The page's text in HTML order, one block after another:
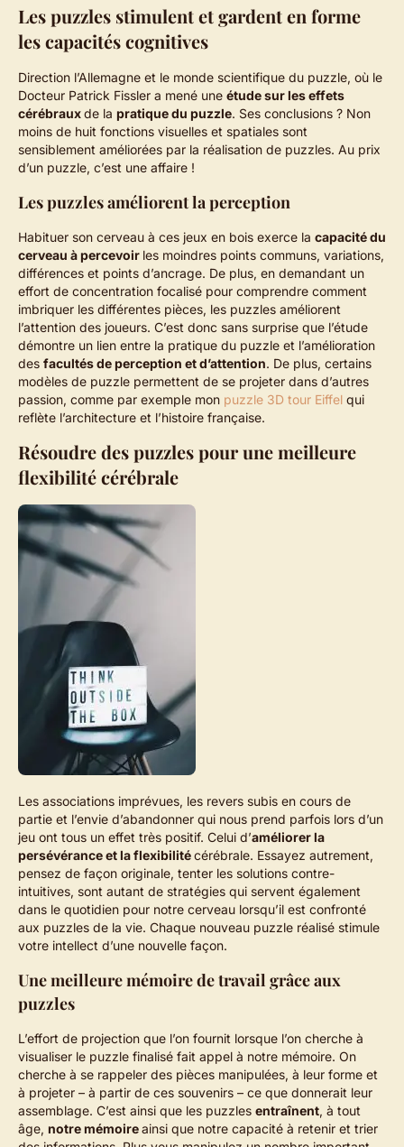
Les puzzles stimulent et gardent en forme
les capacités cognitives
Direction l’Allemagne et le monde scientifique du puzzle, où le
Docteur Patrick Fissler a mené une étude sur les effets
cérébrauxde la pratique du puzzle. Ses conclusions ? Non
moins de huit fonctions visuelles et spatiales sont
sensiblement améliorées par la réalisation de puzzles. Au prix
d’un puzzle, c’est une affaire !
Les puzzles améliorent la perception
Habituer son cerveau à ces jeux en bois exerce la capacité du
cerveau à percevoir les moindres points communs, variations,
différences et points d’ancrage. De plus, en demandant un
effort de concentration focalisé pour comprendre comment
imbriquer les différentes pièces, les puzzles améliorent
l’attention des joueurs. C’est donc sans surprise que l’étude
démontre un lien entre la pratique du puzzle et l’amélioration
des facultés de perception et d’attention. De plus, certains
modèles de puzzle permettent de se projeter dans d’autres
passion, comme par exemple mon puzzle 3D tour Eiffel qui
reflète l’architecture et l’histoire française.
Résoudre des puzzles pour une meilleure
flexibilité cérébrale
Les associations imprévues, les revers subis en cours de
partie et l’envie d’abandonner qui nous prend parfois lors d’un
jeu ont tous un effet très positif. Celui d’améliorer la
persévérance et la flexibilitécérébrale. Essayez autrement,
pensez de façon originale, tenter les solutions contre-
intuitives, sont autant de stratégies qui servent également
dans le quotidien pour notre cerveau lorsqu’il est confronté
aux puzzles de la vie. Chaque nouveau puzzle réalisé stimule
votre intellect d’une nouvelle façon.
Une meilleure mémoire de travail grâce aux
puzzles
L’effort de projection que l’on fournit lorsque l’on cherche à
visualiser le puzzle finalisé fait appel à notre mémoire. On
cherche à se rappeler des pièces manipulées, à leur forme et
à projeter – à partir de ces souvenirs – ce que donnerait leur
assemblage. C’est ainsi que les puzzles entraînent, à tout
âge, notre mémoireainsi que notre capacité à retenir et trier